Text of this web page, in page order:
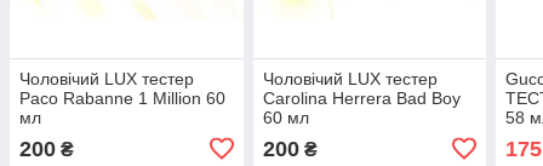
Чоловічий LUX тестер
Paco Rabanne 1 Million 60
мл
200 ₴
Чоловічий LUX тестер
Carolina Herrera Bad Boy
60 мл
200₴
58